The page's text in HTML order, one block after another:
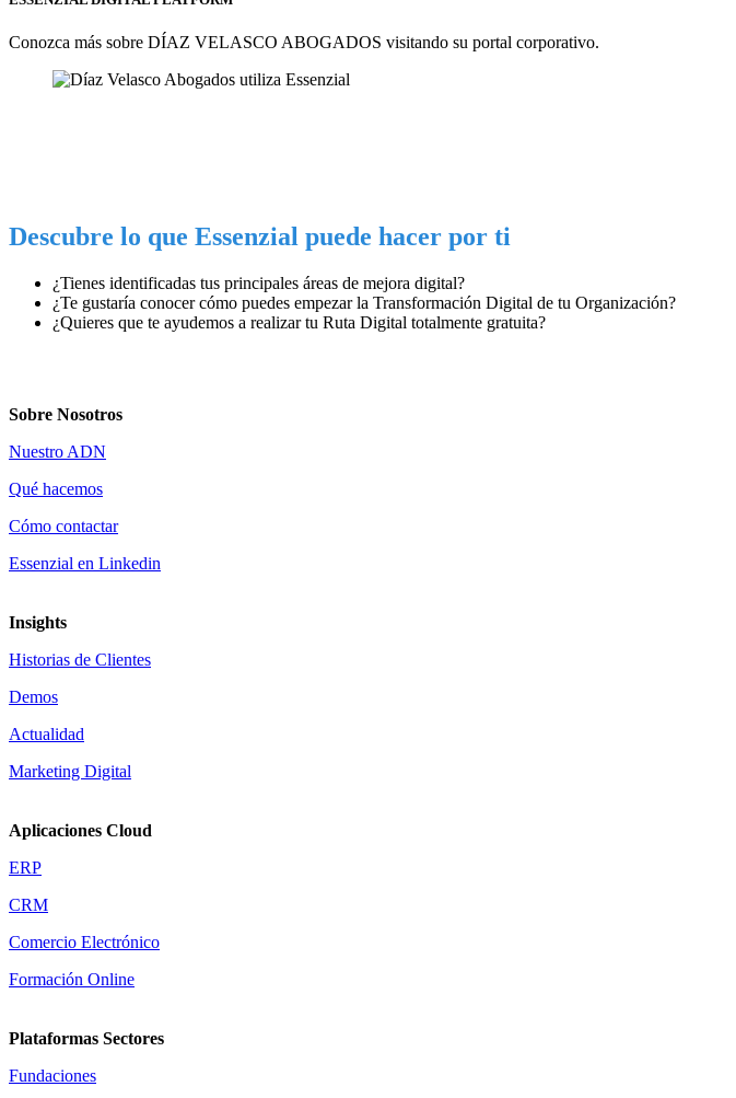
Conozca más sobre DÍAZ VELASCO ABOGADOS visitando su portal corporativo.
Descubre lo que Essenzial puede hacer por ti
¿Tienes identificadas tus principales áreas de mejora digital?
¿Te gustaría conocer cómo puedes empezar la Transformación Digital de tu Organización?
¿Quieres que te ayudemos a realizartu Ruta Digital totalmente gratuita?
Sobre Nosotros
Nuestro ADN
Qué hacemos
Cómo contactar
Essenzial en Linkedin
Insights
Historias de Clientes
Demos
Actualidad
Marketing Digital
Aplicaciones Cloud
ERP
CRM
Comercio Electrónico
Formación Online
Plataformas Sectores
Fundaciones